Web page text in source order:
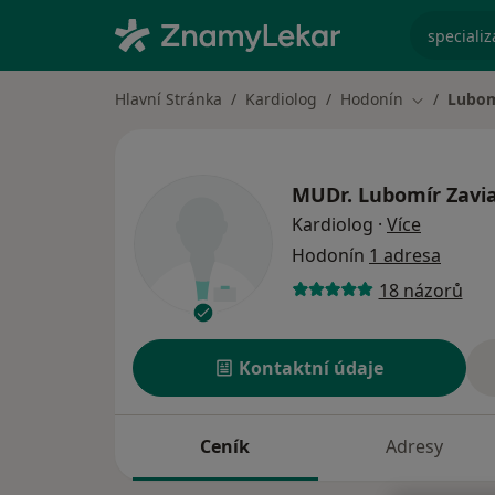
Hlavní Stránka Kardiolog Hodonín Změna
MUDr. Lubomír
Kardiolog · Více
Hodonín 1 adresa
18 názorů
Kontaktní údaje
Ceník Adresy